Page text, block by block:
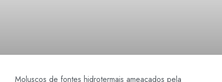
Moluscos de fontes hidrotermais ameaçados pela